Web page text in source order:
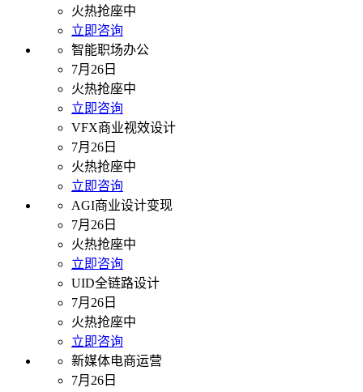
火热抢座中
立即咨询
智能职场办公
7月26日
火热抢座中
立即咨询
VFX商业视效设计
7月26日
火热抢座中
立即咨询
AGI商业设计变现
7月26日
火热抢座中
立即咨询
UID全链路设计
7月26日
火热抢座中
立即咨询
新媒体电商运营
7月26日